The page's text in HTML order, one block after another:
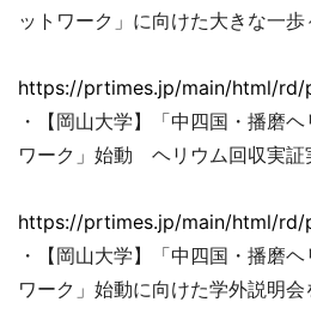
ットワーク」に向けた大きな一歩
https://prtimes.jp/main/html/
・【岡山大学】「中四国・播磨
ワーク」始動 ヘリウム回収実証
https://prtimes.jp/main/html/
・【岡山大学】「中四国・播磨
ワーク」始動に向けた学外説明会